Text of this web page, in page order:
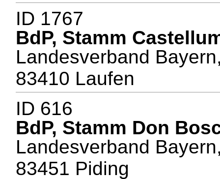
ID 1767
BdP, Stamm
Landesverband
83410 Laufen
ID 616
BdP, Stamm Don
Landesverband
83451 Piding